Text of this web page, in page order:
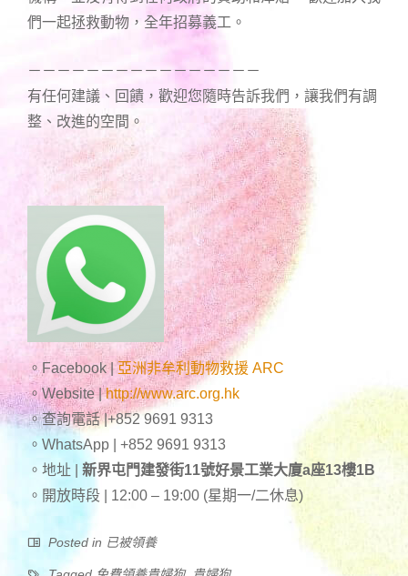
們一起拯救動物，全年招募義工。
－－－－－－－－－－－－－－－－
有任何建議、回饋，歡迎您隨時告訴我們，讓我們有調
整、改進的空間。
。Facebook |亞洲非牟利動物救援 ARC
。Website |http://www.arc.org.hk
。查詢電話 |+852 9691 9313
。WhatsApp | +852 9691 9313
。地址 | 新界屯門建發街11號好景工業大廈a座13樓1B
。開放時段 | 12:00 – 19:00 (星期一/二休息)
Posted in 已被領養